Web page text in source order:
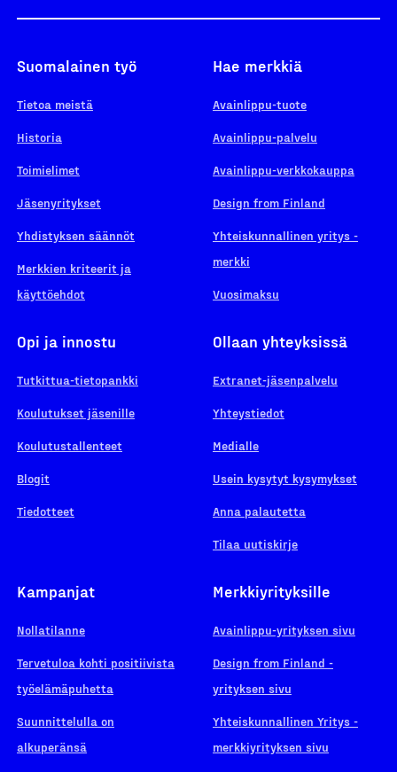
Suomalainen työ
Tietoa meistä
Historia
Toimielimet
Jäsenyritykset
Yhdistyksen säännöt
Merkkien kriteerit ja
käyttöehdot
Hae merkkiä
Avainlippu-tuote
Avainlippu-palvelu
Avainlippu-verkkokauppa
Design from Finland
Yhteiskunnallinen yritys -
merkki
Vuosimaksu
Opi ja innostu
Tutkittua-tietopankki
Koulutukset jäsenille
Koulutustallenteet
Blogit
Tiedotteet
Ollaan yhteyksissä
Extranet-jäsenpalvelu
Yhteystiedot
Medialle
Usein kysytyt kysymykset
Anna palautetta
Tilaa uutiskirje
Kampanjat
Nollatilanne
Tervetuloa kohti positiivista
työelämäpuhetta
Suunnittelulla on
alkuperänsä
Merkkiyrityksille
Avainlippu-yrityksen sivu
Design from Finland -
yrityksen sivu
Yhteiskunnallinen Yritys -
merkkiyrityksen sivu